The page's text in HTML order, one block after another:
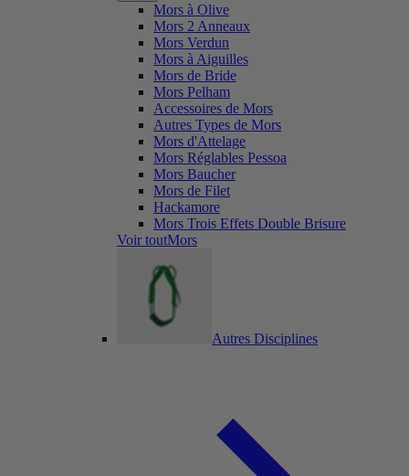
Mors à Olive
Mors 2 Anneaux
Mors Verdun
Mors à Aiguilles
Mors de Bride
Mors Pelham
Accessoires de Mors
Autres Types de Mors
Mors d'Attelage
Mors Réglables Pessoa
Mors Baucher
Mors de Filet
Hackamore
Mors Trois Effets Double Brisure
Voir toutMors
Autres Disciplines